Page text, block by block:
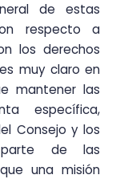
de estas
respecto a
los derechos
muy claro en
mantener las
específica,
Consejo y los
de las
una misión